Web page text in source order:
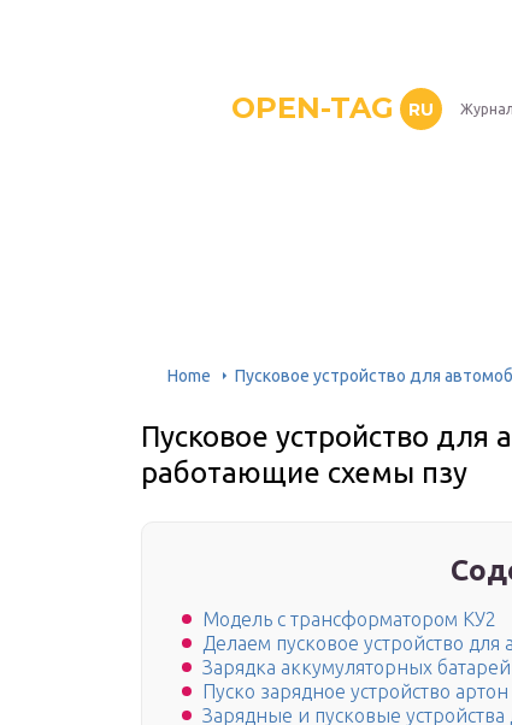
OPEN-TAG RU
Home Пусковое устройство для
Пусковое устройство
работающие схемы пзу
Модель с трансформатором КУ2
Делаем пусковое устройство
Зарядка аккумуляторных
Пуско зарядное устройство
Зарядные и пусковые